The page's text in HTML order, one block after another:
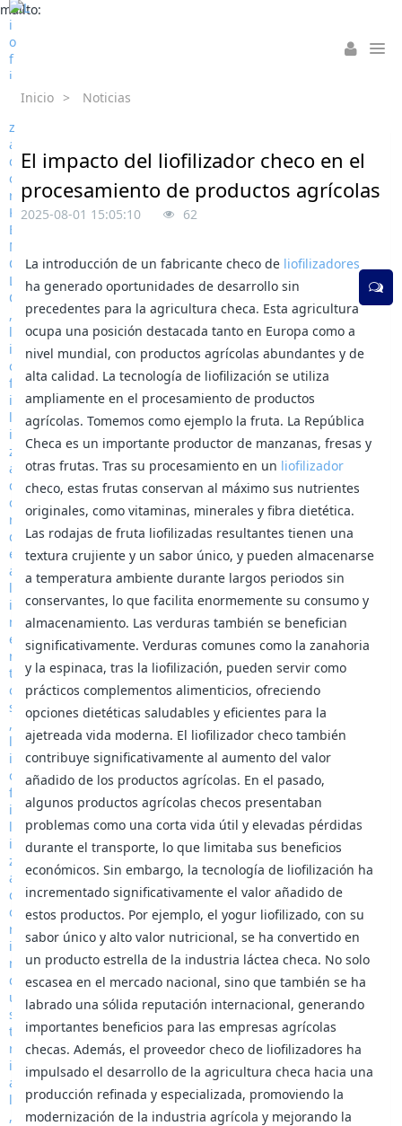
mailto:
Inicio > Noticias
El impacto del liofilizador checo en el
procesamiento de productos agrícolas
2025-08-01 15:05:10 62
La introducción de un fabricante checo de liofilizadores
ha generado oportunidades de desarrollo sin
precedentes para la agricultura checa. Esta agricultura
ocupa una posición destacada tanto en Europa como a
nivel mundial, con productos agrícolas abundantes y de
alta calidad. La tecnología de liofilización se utiliza
ampliamente en el procesamiento de productos
agrícolas. Tomemos como ejemplo la fruta. La República
Checa es un importante productor de manzanas, fresas y
otras frutas. Tras su procesamiento en un liofilizador
checo, estas frutas conservan al máximo sus nutrientes
originales, como vitaminas, minerales y fibra dietética.
Las rodajas de fruta liofilizadas resultantes tienen una
textura crujiente y un sabor único, y pueden almacenarse
a temperatura ambiente durante largos periodos sin
conservantes, lo que facilita enormemente su consumo y
almacenamiento. Las verduras también se benefician
significativamente. Verduras comunes como la zanahoria
y la espinaca, tras la liofilización, pueden servir como
prácticos complementos alimenticios, ofreciendo
opciones dietéticas saludables y eficientes para la
ajetreada vida moderna. El liofilizador checo también
contribuye significativamente al aumento del valor
añadido de los productos agrícolas. En el pasado,
algunos productos agrícolas checos presentaban
problemas como una corta vida útil y elevadas pérdidas
durante el transporte, lo que limitaba sus beneficios
económicos. Sin embargo, la tecnología de liofilización ha
incrementado significativamente el valor añadido de
estos productos. Por ejemplo, el yogur liofilizado, con su
sabor único y alto valor nutricional, se ha convertido en
un producto estrella de la industria láctea checa. No solo
escasea en el mercado nacional, sino que también se ha
labrado una sólida reputación internacional, generando
importantes beneficios para las empresas agrícolas
checas. Además, el proveedor checo de liofilizadores ha
impulsado el desarrollo de la agricultura checa hacia una
producción refinada y especializada, promoviendo la
modernización de la industria agrícola y mejorando la